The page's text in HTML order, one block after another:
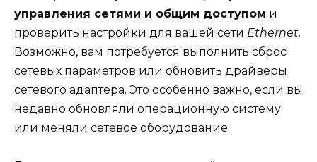
управления сетями и общим доступом и
проверить настройки для вашей сети Ethernet.
Возможно, вам потребуется выполнить сброс
сетевых параметров или обновить драйверы
сетевого адаптера. Это особенно важно, если вы
недавно обновляли операционную систему
или меняли сетевое оборудование.